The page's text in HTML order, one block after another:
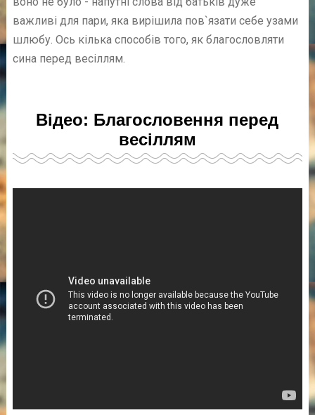
важливі для пари, яка вирішила пов`язати себе узами
шлюбу. Ось кілька способів того, як благословляти
сина перед весіллям.
Відео: Благословення перед
весіллям